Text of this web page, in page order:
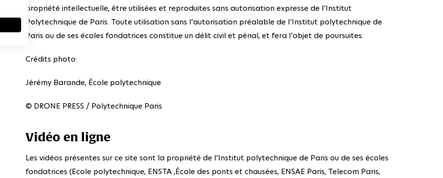
propriété intellectuelle, être utilisées et reproduites sans autorisation expresse de l’Institut
Polytechnique de Paris. Toute utilisation sans l’autorisation préalable de l’Institut polytechnique de
Paris ou de ses écoles fondatrices constitue un délit civil et pénal, et fera l’objet de poursuites.
Crédits photo:
Jérémy Barande, École polytechnique
© DRONE PRESS / Polytechnique Paris
Vidéo en ligne
Les vidéos présentes sur ce site sont la propriété de l’Institut polytechnique de Paris ou de ses écoles
fondatrices (Ecole polytechnique, ENSTA ,École des ponts et chausées, ENSAE Paris, Telecom Paris,